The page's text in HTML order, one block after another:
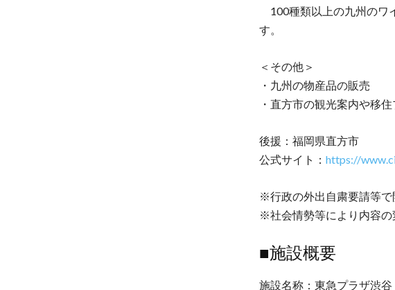
100種類以上の九州のワ
す。
＜その他＞
・九州の物産品の販売
・直方市の観光案内や移
後援：福岡県直方市
公式サイト： https://
※行政の外出自粛要請等で
※社会情勢等により内容の
■施設概要
施設名称：東急プラザ渋谷